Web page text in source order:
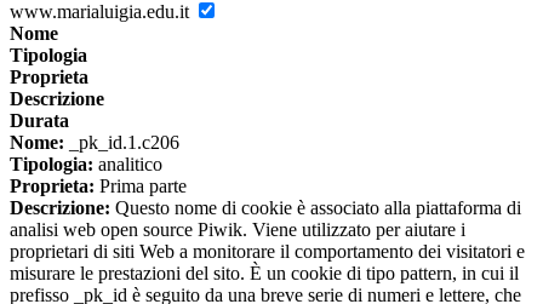
www.marialuigia.edu.it
Nome
Tipologia
Proprieta
Descrizione
Durata
Nome: _pk_id.1.c206
Tipologia: analitico
Proprieta: Prima parte
Descrizione: Questo nome di cookie è associato alla piattaforma di
analisi web open source Piwik. Viene utilizzato per aiutare i
proprietari di siti Web a monitorare il comportamento dei visitatori e
misurare le prestazioni del sito. È un cookie di tipo pattern, in cui il
prefisso _pk_id è seguito da una breve serie di numeri e lettere, che